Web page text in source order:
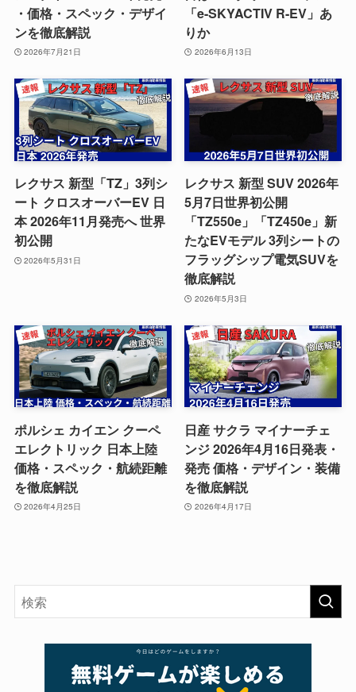
・価格・スペック・デザイ
ンを徹底解説
2026年7月21日
「e-SKYACTIV R-EV」あ
りか
2026年6月13日
レクサス 新型「TZ」3列シ
ート クロスオーバーEV 日
本 2026年11月発売へ 世界
初公開
2026年5月31日
レクサス 新型 SUV 2026年
5月7日世界初公開
「TZ550e」「TZ450e」新
たなEVモデル 3列シートの
フラッグシップ電気SUVを
徹底解説
2026年5月3日
ポルシェ カイエン クーペ
エレクトリック 日本上陸
価格・スペック・航続距離
を徹底解説
2026年4月25日
日産 サクラ マイナーチェ
ンジ 2026年4月16日発表・
発売 価格・デザイン・装備
を徹底解説
2026年4月17日